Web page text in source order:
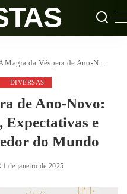
da Véspera de Ano-Novo: Tradicionalidade, Expectativas e Celebrações ao Redor do Mundo
DIVERSAS
de Ano-Novo:
e
do Mundo
1 de janeiro de 2025